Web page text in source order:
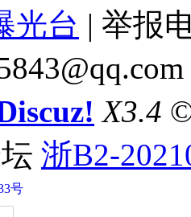
光台 | 举报
X3.4
浙B2-
号